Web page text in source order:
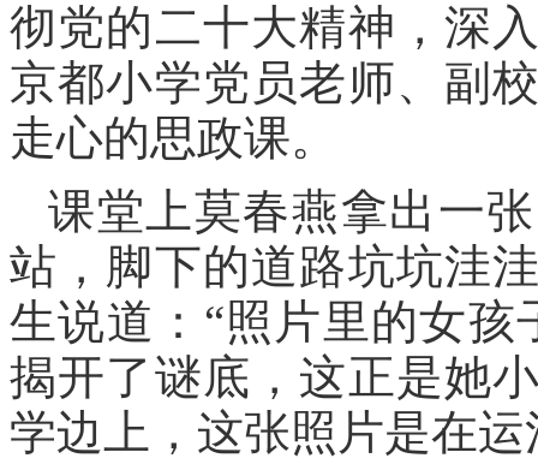
彻党的二十大精神，深
京都小学党员老师、副
走心的思政课。
课堂上莫春燕拿出一
站，脚下的道路坑坑洼
生说道：“照片里的女
揭开了谜底，这正是她
学边上，这张照片是在